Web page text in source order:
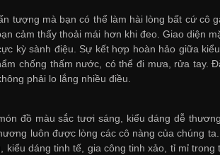
tượng mà bạn có thể làm hài lòng bất cứ cô
cảm thấy thoải mái hơn khi đeo. Giao diện
kỳ sành điệu. Sự kết hợp hoàn hảo giữa
chống thấm nước, có thể đi mưa, rửa tay.
phải lo lắng nhiều điều.
đồ màu sắc tươi sáng, kiểu dáng dễ
luôn được lòng các cô nàng của chúng
dáng tinh tế, gia công tinh xảo, tỉ mỉ